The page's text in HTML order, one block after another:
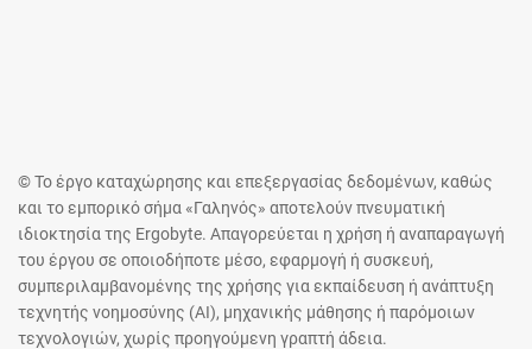
© Το έργο καταχώρησης και επεξεργασίας δεδομένων, καθώς
και το εμπορικό σήμα «Γαληνός» αποτελούν πνευματική
ιδιοκτησία της Ergobyte. Απαγορεύεται η χρήση ή αναπαραγωγή
του έργου σε οποιοδήποτε μέσο, εφαρμογή ή συσκευή,
συμπεριλαμβανομένης της χρήσης για εκπαίδευση ή ανάπτυξη
τεχνητής νοημοσύνης (AI), μηχανικής μάθησης ή παρόμοιων
τεχνολογιών, χωρίς προηγούμενη γραπτή άδεια.